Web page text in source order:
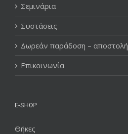
Σεμινάρια
Συστάσεις
Δωρεάν παράδοση – αποστολή
Επικοινωνία
E-SHOP
Θήκες